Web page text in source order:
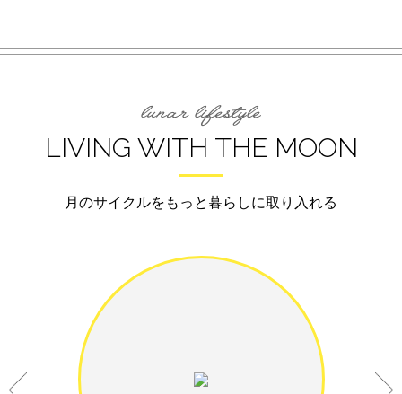
LIVING WITH THE MOON
月のサイクルをもっと暮らしに取り入れる